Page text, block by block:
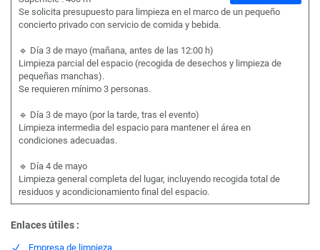
Se solicita presupuesto para limpieza en el marco de un pequeño
concierto privado con servicio de comida y bebida.
🔹 Día 3 de mayo (mañana, antes de las 12:00 h)
Limpieza parcial del espacio (recogida de desechos y limpieza de
pequeñas manchas).
Se requieren mínimo 3 personas.
🔹 Día 3 de mayo (por la tarde, tras el evento)
Limpieza intermedia del espacio para mantener el área en
condiciones adecuadas.
🔹 Día 4 de mayo
Limpieza general completa del lugar, incluyendo recogida total de
residuos y acondicionamiento final del espacio.
Enlaces útiles :
Empresa de limpieza